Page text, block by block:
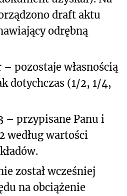
draft aktu
odrębną
pozostaje własnością
dotychczas (1/2, 1/4,
– przypisane Panu i
według wartości
został wcześniej
na obciążenie